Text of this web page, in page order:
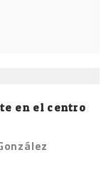
en el centro